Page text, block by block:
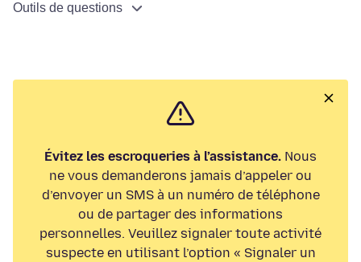
Outils de questions
Évitez les escroqueries à l’assistance. Nous
ne vous demanderons jamais d’appeler ou
d’envoyer un SMS à un numéro de téléphone
ou de partager des informations
personnelles. Veuillez signaler toute activité
suspecte en utilisant l’option « Signaler un